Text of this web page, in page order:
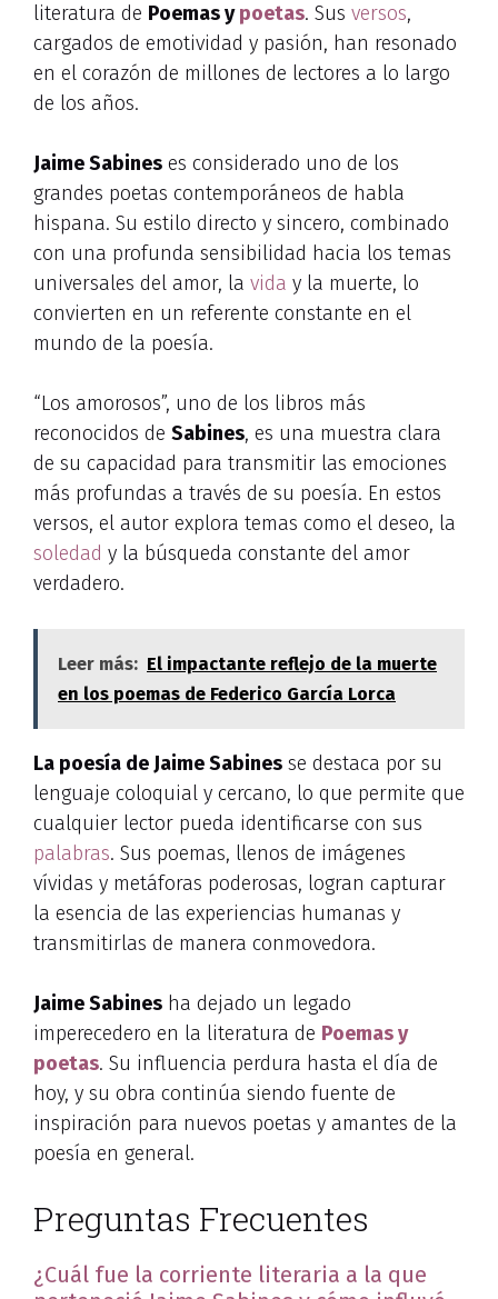
literatura de Poemas ypoetas. Sus versos,
cargados de emotividad y pasión, han resonado
en el corazón de millones de lectores a lo largo
de los años.
Jaime Sabines es considerado uno de los
grandes poetas contemporáneos de habla
hispana. Su estilo directo y sincero, combinado
con una profunda sensibilidad hacia los temas
universales del amor, la vida y la muerte, lo
convierten en un referente constante en el
mundo de la poesía.
“Los amorosos”, uno de los libros más
reconocidos de Sabines, es una muestra clara
de su capacidad para transmitir las emociones
más profundas a través de su poesía. En estos
versos, el autor explora temas como el deseo, la
soledad y la búsqueda constante del amor
verdadero.
Leer más: El impactante reflejo de la muerte
en los poemas de Federico García Lorca
La poesía de Jaime Sabines se destaca por su
lenguaje coloquial y cercano, lo que permite que
cualquier lector pueda identificarse con sus
palabras. Sus poemas, llenos de imágenes
vívidas y metáforas poderosas, logran capturar
la esencia de las experiencias humanas y
transmitirlas de manera conmovedora.
Jaime Sabines ha dejado un legado
imperecedero en la literatura de Poemas y
poetas. Su influencia perdura hasta el día de
hoy, y su obra continúa siendo fuente de
inspiración para nuevos poetas y amantes de la
poesía en general.
Preguntas Frecuentes
¿Cuál fue la corriente literaria a la que